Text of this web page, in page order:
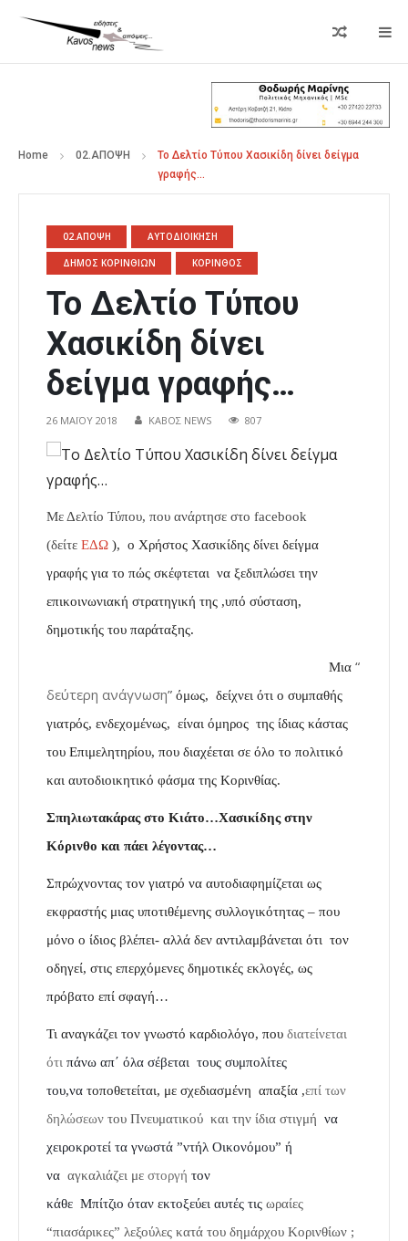
Home 02.ΑΠΟΨΗ
Το Δελτίο Τύπου Χασικίδη δίνει δείγμα
γραφής…
02.ΑΠΟΨΗ ΑΥΤΟΔΙΟΙΚΗΣΗ
ΔΗΜΟΣ ΚΟΡΙΝΘΙΩΝ ΚΟΡΙΝΘΟΣ
Το Δελτίο Τύπου
Χασικίδη δίνει
δείγμα γραφής…
26 ΜΑΪ́ΟΥ 2018 ΚΑΒΟΣ NEWS 807
Με Δελτίο Τύπου, που ανάρτησε στο facebook
(δείτε ΕΔΩ ), ο Χρήστος Χασικίδης δίνει δείγμα
γραφής για το πώς σκέφτεται να ξεδιπλώσει την
επικοινωνιακή στρατηγική της ,υπό σύσταση,
δημοτικής του παράταξης.
Μια “
δεύτερη ανάγνωση” όμως, δείχνει ότι ο συμπαθής
γιατρός, ενδεχομένως, είναι όμηρος της ίδιας κάστας
του Επιμελητηρίου, που διαχέεται σε όλο το πολιτικό
και αυτοδιοικητικό φάσμα της Κορινθίας.
Σπηλιωτακάρας στο Κιάτο…Χασικίδης στην
Κόρινθο και πάει λέγοντας…
Σπρώχνοντας τον γιατρό να αυτοδιαφημίζεται ως
εκφραστής μιας υποτιθέμενης συλλογικότητας – που
μόνο ο ίδιος βλέπει- αλλά δεν αντιλαμβάνεται ότι τον
οδηγεί, στις επερχόμενες δημοτικές εκλογές, ως
πρόβατο επί σφαγή…
Τι αναγκάζει τον γνωστό καρδιολόγο, που διατείνεται
ότι πάνω απ΄ όλα σέβεται τους συμπολίτες
του,να τοποθετείται, με σχεδιασµένη απαξία ,επί των
δηλώσεων του Πνευματικού και την ίδια στιγμή να
χειροκροτεί τα γνωστά ”ντήλ Οικονόμου” ή
να αγκαλιάζει με στοργή τον
κάθε Μπίτζιο όταν εκτοξεύει αυτές τις ωραίες
“πιασάρικες” λεξούλες κατά του δημάρχου Κορινθίων ;